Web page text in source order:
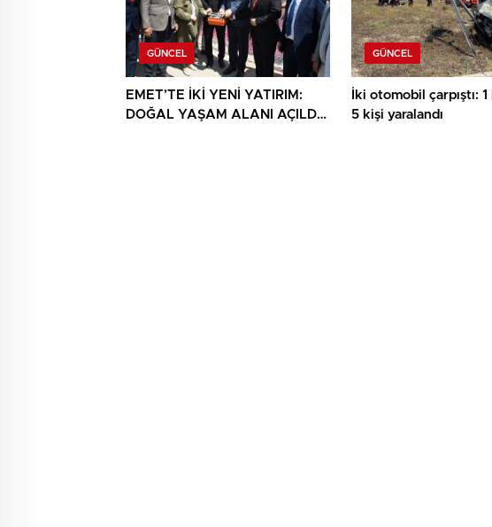
GÜNCEL
EMET’TE İKİ YENİ YATIRIM:
DOĞAL YAŞAM ALANI AÇILDI,
GÜNCEL
İki otomobil çarpıştı:
5 kişi yaralandı